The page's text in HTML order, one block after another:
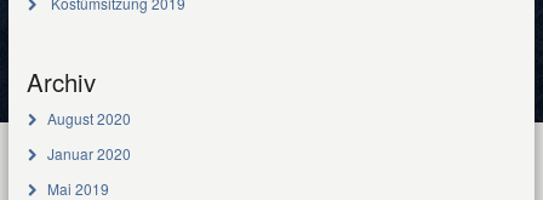
Archiv
August 2020
Januar 2020
Mai 2019